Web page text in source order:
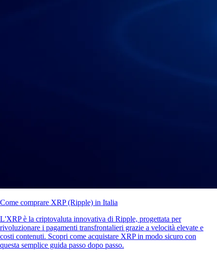
Come comprare XRP (Ripple) in Italia
L'XRP è la criptovaluta innovativa di Ripple, progettata per
rivoluzionare i pagamenti transfrontalieri grazie a velocità elevate e
costi contenuti. Scopri come acquistare XRP in modo sicuro con
questa semplice guida passo dopo passo.